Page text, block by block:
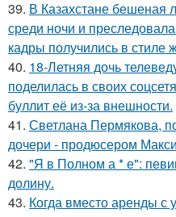
39. В Казахстане бешеная
среди ночи и
кадры получились в стиле
40. 18-Летняя дочь
поделилась в своих
буллит её из-за внешности.
41. Светлана Пермякова,
дочери - продюсером
42. "Я в Полном а * е":
долину.
43. Когда вместо аренды с